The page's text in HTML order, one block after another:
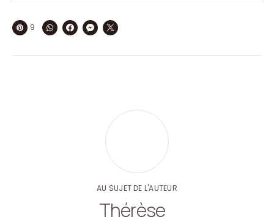
9
AU SUJET DE L'AUTEUR
Thérèse